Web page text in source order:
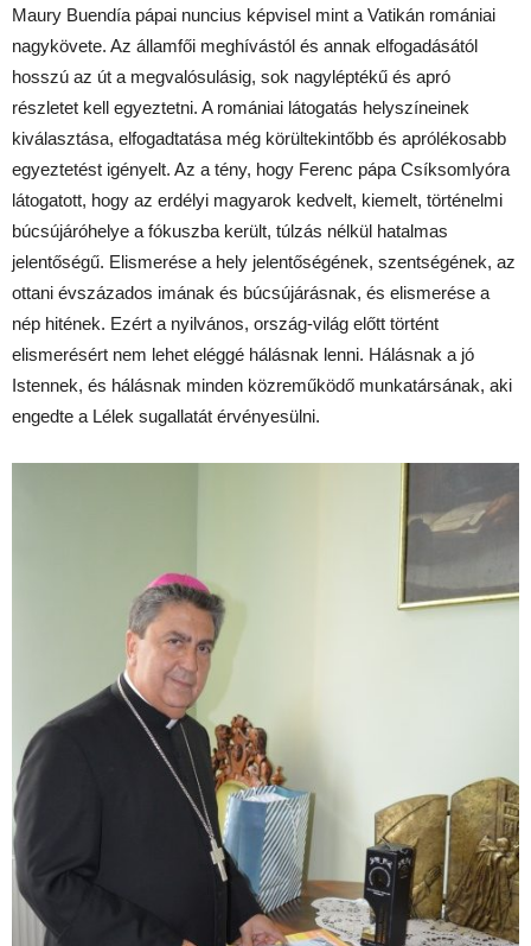
Maury Buendía pápai nuncius képvisel mint a Vatikán romániai
nagykövete. Az államfői meghívástól és annak elfogadásától
hosszú az út a megvalósulásig, sok nagyléptékű és apró
részletet kell egyeztetni. A romániai látogatás helyszíneinek
kiválasztása, elfogadtatása még körültekintőbb és aprólékosabb
egyeztetést igényelt. Az a tény, hogy Ferenc pápa Csíksomlyóra
látogatott, hogy az erdélyi magyarok kedvelt, kiemelt, történelmi
búcsújáróhelye a fókuszba került, túlzás nélkül hatalmas
jelentőségű. Elismerése a hely jelentőségének, szentségének, az
ottani évszázados imának és búcsújárásnak, és elismerése a
nép hitének. Ezért a nyilvános, ország-világ előtt történt
elismerésért nem lehet eléggé hálásnak lenni. Hálásnak a jó
Istennek, és hálásnak minden közreműködő munkatársának, aki
engedte a Lélek sugallatát érvényesülni.